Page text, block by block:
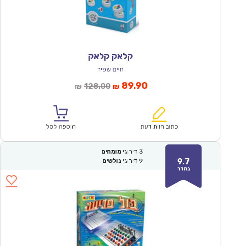
קלאק קלאק
חיים שפיר
₪ 128.00המחיר
₪128.00.
₪ 89.90המחיר
הוא:
כתוב חוות דעת הוספה לסל
9.7
נהדר
3 דירוגי מומחים
9 דירוגי גולשים